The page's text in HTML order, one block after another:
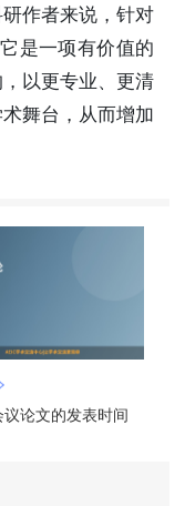
作者来说，针对
是一项有价值的
以更专业、更清
舞台，从而增加
论文的发表时间